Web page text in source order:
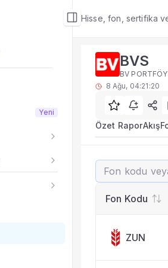
Hisse, fon, sertifika
Yeni
Fon Detay
Rakip Analizi
BVS benzer
BVS fonu rakip
TEFAS BVS fonu
Fon verileri hangi
BVS fonunu diğer
Evet. Fon detay
Fon Detay— İlgili
Fon Portföyü
BVS
BV
8 Ağu, 04:21:20
Özet RaporAkış
BVS
Fon Kodu
ZUN